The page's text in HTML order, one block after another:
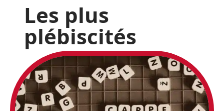
Les plus
plébiscités